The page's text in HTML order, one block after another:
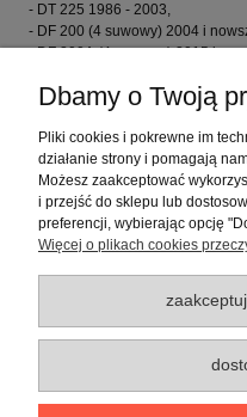
- DT 225 1986 - 2003,
- DF 200 (4 suwowy) 2004 i
- DF 200A (4 suwowy) 2015 i
- DF 225(4 suwowy) 2004 i
- DF 250AP (4 suwowy) 2014 i
- DF 300 (4 suwowy) 2007 i
- DF 300 (4 suwowy) 2014 i
Dbamy o Twoją
Pliki cookies i pokrewne im
działanie strony i pomagają
Możesz zaakceptować
i przejść do sklepu lub
preferencji, wybierając opcję
Więcej o plikach cookies